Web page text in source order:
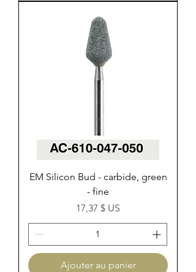
EM Silicon Bud - carbide, green
- fine
Prix
17,37 $ US
Ajouter au panier